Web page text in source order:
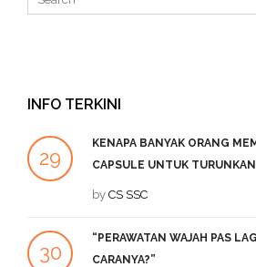
INFO TERKINI
29
KENAPA BANYAK ORANG
CAPSULE UNTUK
by CS SSC
30
“PERAWATAN WAJAH PAS
CARANYA?”